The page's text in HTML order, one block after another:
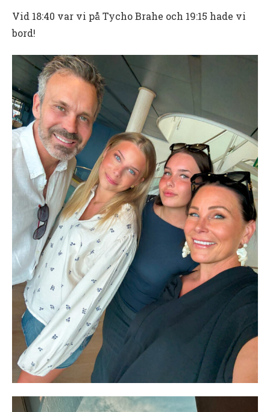
Vid 18:40 var vi på Tycho Brahe och 19:15 hade vi
bord!